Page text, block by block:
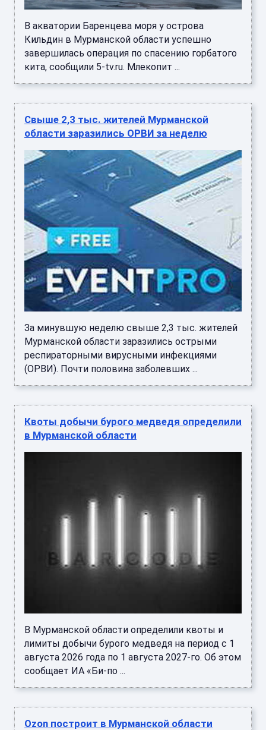
В акватории Баренцева моря у острова
Кильдин в Мурманской области успешно
завершилась операция по спасению горбатого
кита, сообщили 5-tv.ru. Млекопит ...
Свыше 2,3 тыс. жителей Мурманской
области заразились ОРВИ за неделю
За минувшую неделю свыше 2,3 тыс. жителей
Мурманской области заразились острыми
респираторными вирусными инфекциями
(ОРВИ). Почти половина заболевших ...
Квоты добычи бурого медведя определили
в Мурманской области
В Мурманской области определили квоты и
лимиты добычи бурого медведя на период с 1
августа 2026 года по 1 августа 2027-го. Об этом
сообщает ИА «Би-по ...
Ozon построит в Мурманской области